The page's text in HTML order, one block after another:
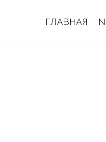
ГЛАВНАЯ
ГЛАВНАЯ